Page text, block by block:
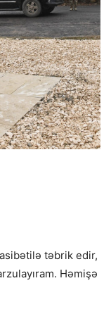
təbrik edir,
Həmişə